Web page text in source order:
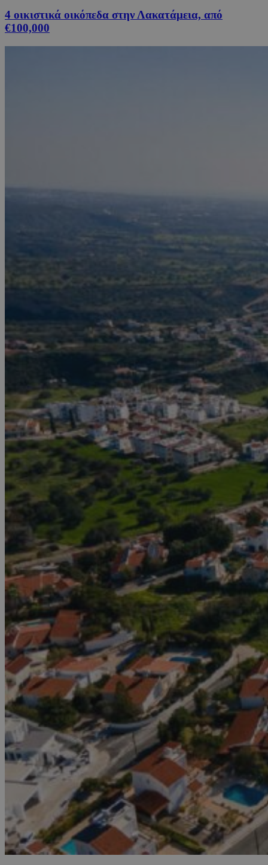
4 οικιστικά οικόπεδα στην Λακατάμεια, από
€100,000